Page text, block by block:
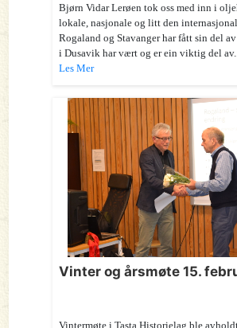
Bjørn Vidar Lerøen tok oss med inn i
lokale, nasjonale og litt den
Rogaland og Stavanger har fått sin del av
i Dusavik har vært og er ein viktig del av...
Les Mer
Vinter og årsmøte 15.
Vintermøte i Tasta Historielag ble